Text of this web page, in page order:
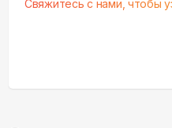
Свяжитесь с нами, чтобы